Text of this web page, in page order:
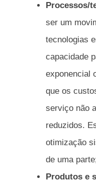
Processos/
ser um
tecnologias
capacidade
exponencial
que os
serviço não
reduzidos.
otimização
de uma
Produtos e